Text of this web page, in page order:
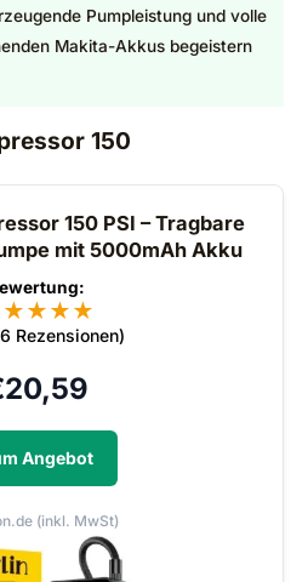
Pumpleistung und volle
Makita-Akkus begeistern
150
150 PSI – Tragbare
mit 5000mAh Akku
★★★★
Rezensionen)
20,59
Angebot
(inkl. MwSt)